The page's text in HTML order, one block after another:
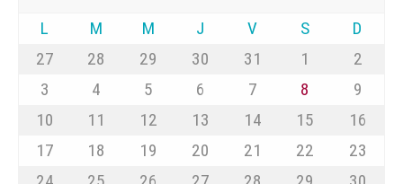
L M M J V S
D
27
28 29 30 31 1
2
3
4 5 6 7 8
9
10
11 12 13 14 15
16
17
18 19 20 21 22
23